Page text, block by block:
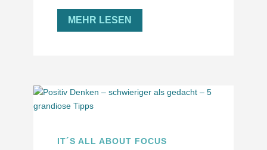
MEHR LESEN
IT´S ALL ABOUT FOCUS